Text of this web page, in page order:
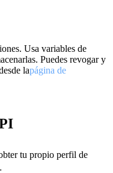
Usa variables de
Puedes revogar y
lapágina de
tu propio perfil de